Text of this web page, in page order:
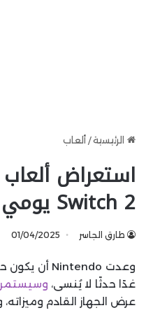
الرئيسية/ ألعاب
Switch 2 يومي 3 و 4 أبريل
طارق الجاسر 01/04/2025
غدًا حدثًا لا يُنسى، وسيستمر
عرض الجهاز القادم